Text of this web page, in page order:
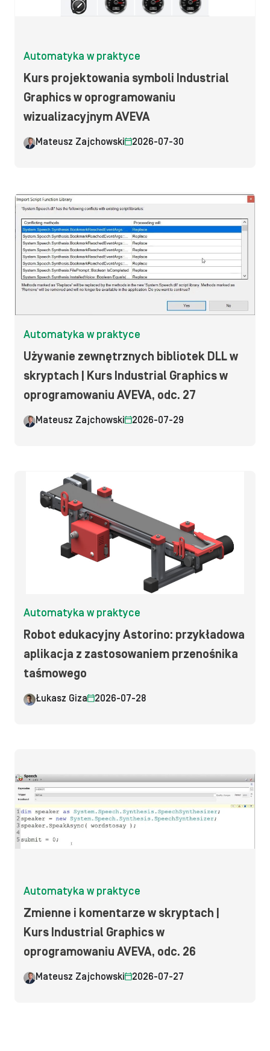
Automatyka w praktyce
Kurs projektowania symboli Industrial
Graphics w oprogramowaniu
wizualizacyjnym AVEVA
Mateusz Zajchowski 2026-07-30
Automatyka w praktyce
Używanie zewnętrznych bibliotek DLL w
skryptach | Kurs Industrial Graphics w
oprogramowaniu AVEVA, odc. 27
Mateusz Zajchowski 2026-07-29
Automatyka w praktyce
Robot edukacyjny Astorino: przykładowa
aplikacja z zastosowaniem przenośnika
taśmowego
Łukasz Giza 2026-07-28
Automatyka w praktyce
Zmienne i komentarze w skryptach |
Kurs Industrial Graphics w
oprogramowaniu AVEVA, odc. 26
Mateusz Zajchowski 2026-07-27